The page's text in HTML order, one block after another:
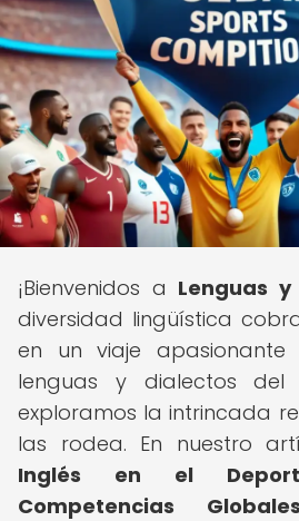
¡Bienvenidos a Lenguas y
diversidad lingüística
en un viaje
lenguas y dialectos del
exploramos la intrincada
las rodea. En nuestro
Inglés en el
Competencias